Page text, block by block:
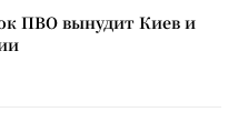
ПВО вынудит Киев и